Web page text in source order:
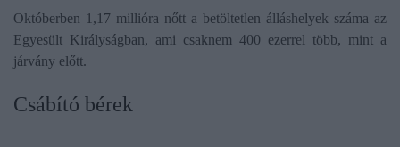
Októberben 1,17 millióra nőtt a betöltetlen álláshelyek száma az
Egyesült Királyságban, ami csaknem 400 ezerrel több, mint a
járvány előtt.
Csábító bérek